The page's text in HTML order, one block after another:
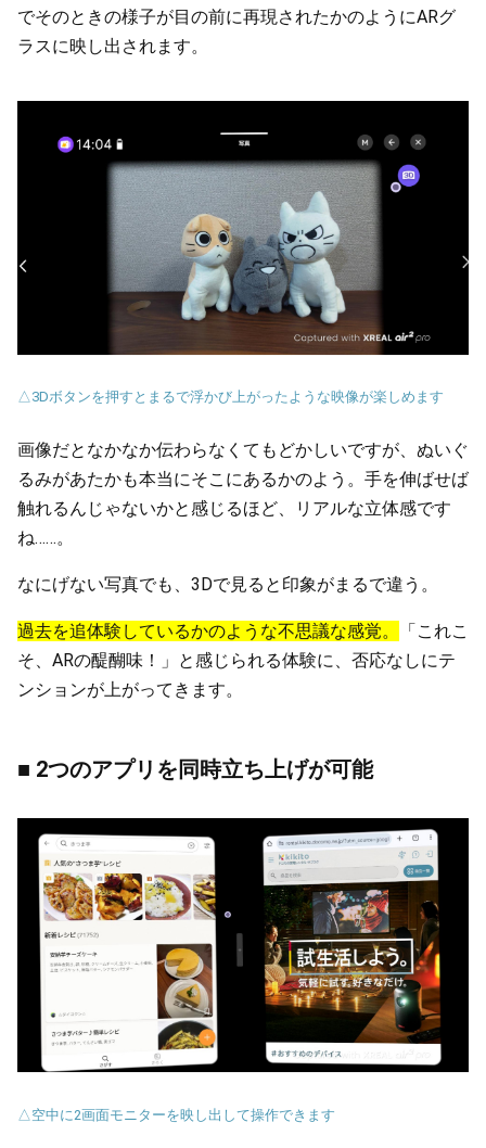
でそのときの様子が目の前に再現されたかのようにARグ
ラスに映し出されます。
△3Dボタンを押すとまるで浮かび上がったような映像が楽しめます
画像だとなかなか伝わらなくてもどかしいですが、ぬいぐ
るみがあたかも本当にそこにあるかのよう。手を伸ばせば
触れるんじゃないかと感じるほど、リアルな立体感です
ね……。
なにげない写真でも、3Dで見ると印象がまるで違う。
過去を追体験しているかのような不思議な感覚。
「これこ
そ、ARの醍醐味！」と感じられる体験に、否応なしにテ
ンションが上がってきます。
■ 2つのアプリを同時立ち上げが可能
△空中に2画面モニターを映し出して操作できます